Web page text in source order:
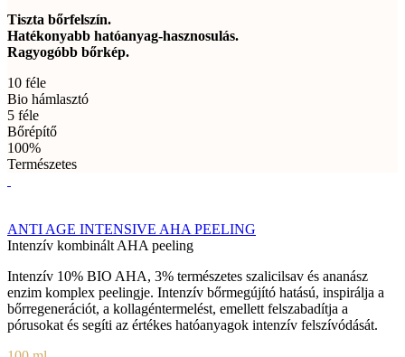
Tiszta bőrfelszín.
Hatékonyabb hatóanyag-hasznosulás.
Ragyogóbb bőrkép.
10 féle
Bio hámlasztó
5 féle
Bőrépítő
100%
Természetes
ANTI AGE INTENSIVE AHA PEELING
Intenzív kombinált AHA peeling
Intenzív 10% BIO AHA, 3% természetes szalicilsav és ananász
enzim komplex peelingje. Intenzív bőrmegújító hatású, inspirálja a
bőrregenerációt, a kollagéntermelést, emellett felszabadítja a
pórusokat és segíti az értékes hatóanyagok intenzív felszívódását.